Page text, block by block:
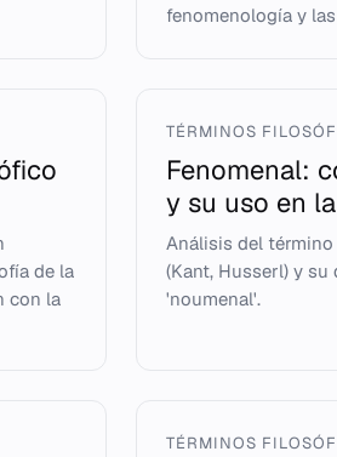
fenomenología y
de la
con la
TÉRMINOS
Fenomenal:
y su uso en
Análisis del
(Kant, Husserl) y
'noumenal'.
TÉRMINOS